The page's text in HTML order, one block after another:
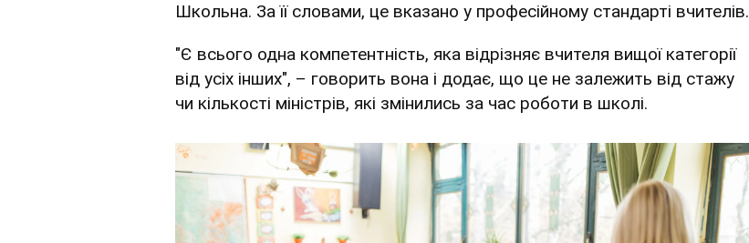
Школьна. За її словами, це вказано у професійному стандарті вчителів.
"Є всього одна компетентність, яка відрізняє вчителя вищої категорії
від усіх інших", – говорить вона і додає, що це не залежить від стажу
чи кількості міністрів, які змінились за час роботи в школі.